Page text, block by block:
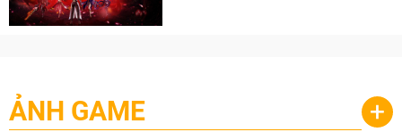
ẢNH GAME +